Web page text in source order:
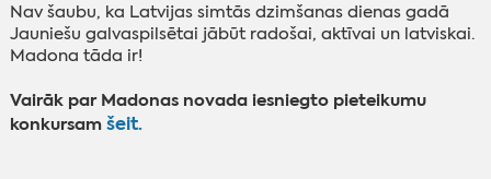
Nav šaubu, ka Latvijas simtās dzimšanas dienas gadā
Jauniešu galvaspilsētai jābūt radošai, aktīvai un latviskai.
Madona tāda ir!
Vairāk par Madonas novada iesniegto pieteikumu
konkursamšeit.